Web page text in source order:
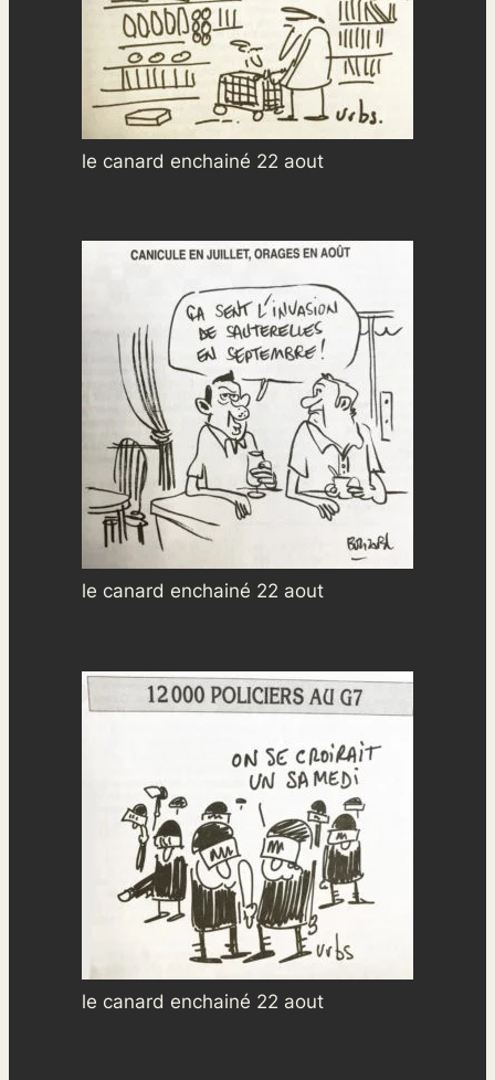
le canard enchainé 22 aout
le canard enchainé 22 aout
le canard enchainé 22 aout